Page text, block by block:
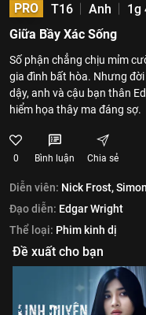
PRO T16 Anh 1g
Giữa Bầy Xác Sống
Số phận chẳng chịu mỉm
gia đình bất hòa. Nhưng
dậy, anh và cậu bạn thân
hiểm họa thây ma đáng sợ.
0 Bình luận Chia sẻ
Diễn viên: Nick Frost,
Đạo diễn: Edgar Wright
Thể loại: Phim kinh dị
Đề xuất cho bạn